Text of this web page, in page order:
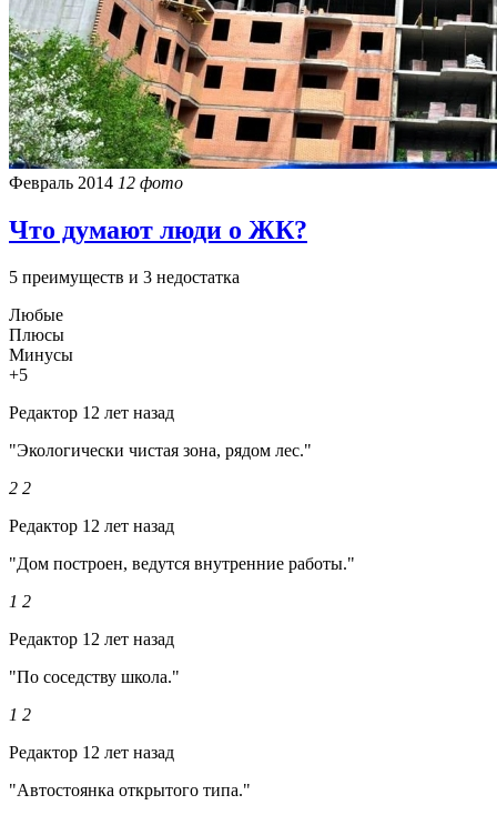
Февраль 2014 12 фото
Что думают люди о ЖК?
5 преимуществ и 3 недостатка
Любые
Плюсы
Минусы
+5
Редактор 12 лет назад
"Экологически чистая зона, рядом лес."
2 2
Редактор 12 лет назад
"Дом построен, ведутся внутренние работы."
1 2
Редактор 12 лет назад
"По соседству школа."
1 2
Редактор 12 лет назад
"Автостоянка открытого типа."